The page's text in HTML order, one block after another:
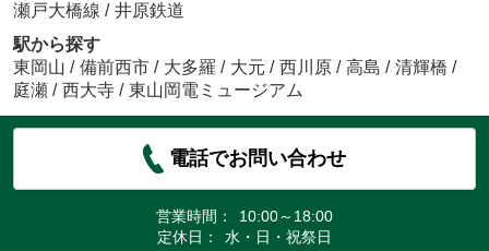
瀬戸大橋線 / 井原鉄道
駅から探す
東岡山 / 備前西市 / 大多羅 / 大元 / 西川原 / 高島 / 清輝橋 /
庭瀬 / 西大寺 / 東山岡電ミュージアム
電話でお問い合わせ
営業時間：
10:00～18:00
定休日：
水・日・祝祭日